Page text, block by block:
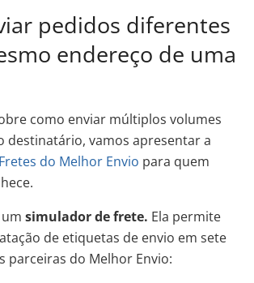
pedidos diferentes
endereço de uma
como enviar múltiplos volumes
destinatário, vamos apresentar a
do Melhor Envio para quem
simulador de frete. Ela permite
de etiquetas de envio em sete
parceiras do Melhor Envio: